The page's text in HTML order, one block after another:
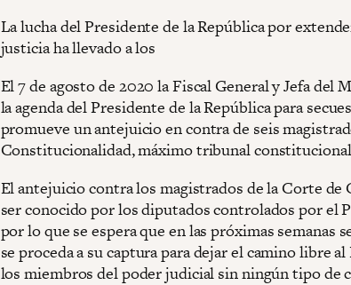
La lucha del Presidente de la República por
justicia ha llevado a los
El 7 de agosto de 2020 la Fiscal General y Jefa del
la agenda del Presidente de la República para
promueve un antejuicio en contra de seis
Constitucionalidad, máximo tribunal
El antejuicio contra los magistrados de la Corte
ser conocido por los diputados controlados por el
por lo que se espera que en las próximas semanas
se proceda a su captura para dejar el camino libre
los miembros del poder judicial sin ningún tipo de